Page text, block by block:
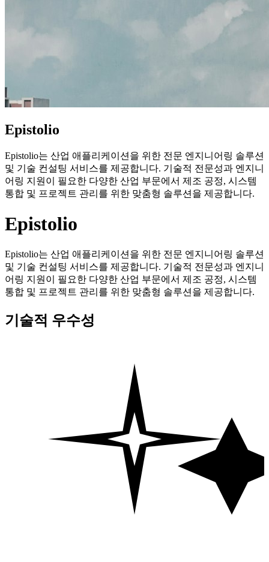
Epistolio
Epistolio는 산업 애플리케이션을 위한 전문 엔지니어링 솔루션
및 기술 컨설팅 서비스를 제공합니다. 기술적 전문성과 엔지니
어링 지원이 필요한 다양한 산업 부문에서 제조 공정, 시스템
통합 및 프로젝트 관리를 위한 맞춤형 솔루션을 제공합니다.
Epistolio
Epistolio는 산업 애플리케이션을 위한 전문 엔지니어링 솔루션
및 기술 컨설팅 서비스를 제공합니다. 기술적 전문성과 엔지니
어링 지원이 필요한 다양한 산업 부문에서 제조 공정, 시스템
통합 및 프로젝트 관리를 위한 맞춤형 솔루션을 제공합니다.
기술적 우수성